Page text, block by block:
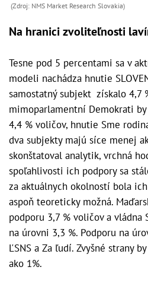
(Zdroj: NMS Market Research Slovakia)
Na hranici zvoliteľnosti
Tesne pod 5 percentami sa v
modeli nachádza hnutie
samostatný subjekt získalo 4,7
mimoparlamentní Demokrati
4,4 % voličov, hnutie Sme
dva subjekty majú síce menej
skonštatoval analytik, vrchná
spoľahlivosti ich podpory sa
za aktuálnych okolností bola
aspoň teoreticky možná.
podporu 3,7 % voličov a vládna
na úrovni 3,3 %. Podporu na
ĽSNS a Za ľudí. Zvyšné strany
ako 1%.